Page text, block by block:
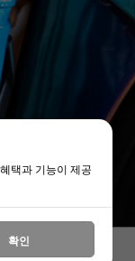
택과 기능이 제공
확인